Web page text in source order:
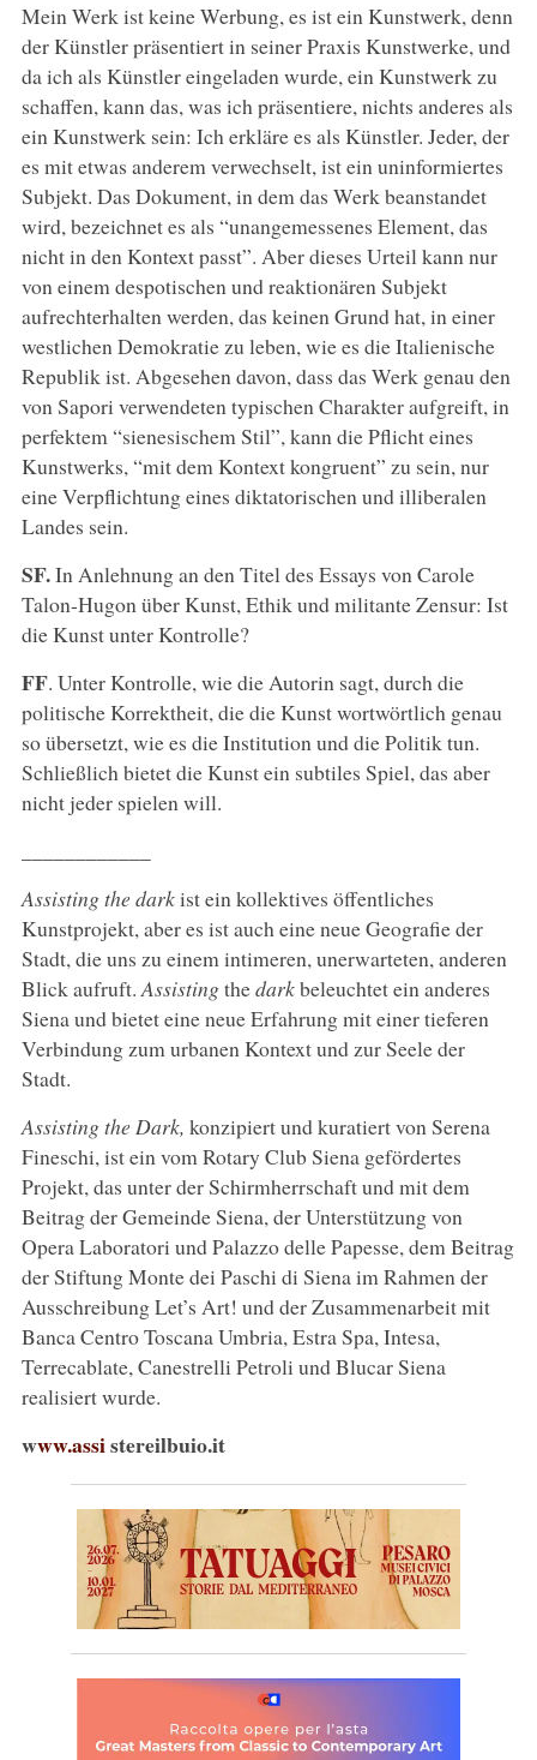
Mein Werk ist keine Werbung, es ist ein Kunstwerk, denn
der Künstler präsentiert in seiner Praxis Kunstwerke, und
da ich als Künstler eingeladen wurde, ein Kunstwerk zu
schaffen, kann das, was ich präsentiere, nichts anderes als
ein Kunstwerk sein: Ich erkläre es als Künstler. Jeder, der
es mit etwas anderem verwechselt, ist ein uninformiertes
Subjekt. Das Dokument, in dem das Werk beanstandet
wird, bezeichnet es als “unangemessenes Element, das
nicht in den Kontext passt”. Aber dieses Urteil kann nur
von einem despotischen und reaktionären Subjekt
aufrechterhalten werden, das keinen Grund hat, in einer
westlichen Demokratie zu leben, wie es die Italienische
Republik ist. Abgesehen davon, dass das Werk genau den
von Sapori verwendeten typischen Charakter aufgreift, in
perfektem “sienesischem Stil”, kann die Pflicht eines
Kunstwerks, “mit dem Kontext kongruent” zu sein, nur
eine Verpflichtung eines diktatorischen und illiberalen
Landes sein.
SF.In Anlehnung an den Titel des Essays von Carole
Talon-Hugon über Kunst, Ethik und militante Zensur: Ist
die Kunst unter Kontrolle?
FF. Unter Kontrolle, wie die Autorin sagt, durch die
politische Korrektheit, die die Kunst wortwörtlich genau
so übersetzt, wie es die Institution und die Politik tun.
Schließlich bietet die Kunst ein subtiles Spiel, das aber
nicht jeder spielen will.
Assisting the darkist ein kollektives öffentliches
Kunstprojekt, aber es ist auch eine neue Geografie der
Stadt, die uns zu einem intimeren, unerwarteten, anderen
Blick aufruft.Assistingthedarkbeleuchtet ein anderes
Siena und bietet eine neue Erfahrung mit einer tieferen
Verbindung zum urbanen Kontext und zur Seele der
Stadt.
Assisting the Dark, konzipiert und kuratiert von Serena
Fineschi, ist ein vom Rotary Club Siena gefördertes
Projekt, das unter der Schirmherrschaft und mit dem
Beitrag der Gemeinde Siena, der Unterstützung von
Opera Laboratori und Palazzo delle Papesse, dem Beitrag
der Stiftung Monte dei Paschi di Siena im Rahmen der
Ausschreibung Let’s Art! und der Zusammenarbeit mit
Banca Centro Toscana Umbria, Estra Spa, Intesa,
Terrecablate, Canestrelli Petroli und Blucar Siena
realisiert wurde.
www.assistereilbuio.it